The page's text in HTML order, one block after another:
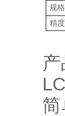
规格
精度